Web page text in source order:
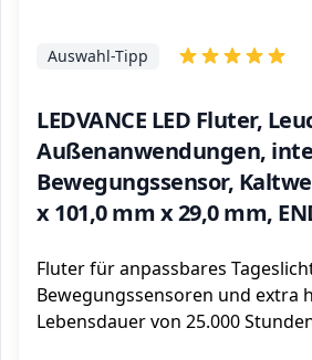
LEDVANCE LED Fluter,
Außenanwendungen,
Bewegungssensor,
x 101,0 mm x 29,0 mm,
Auswahl-Tipp
Fluter für anpassbares
Bewegungssensoren und extra
Lebensdauer von 25.000